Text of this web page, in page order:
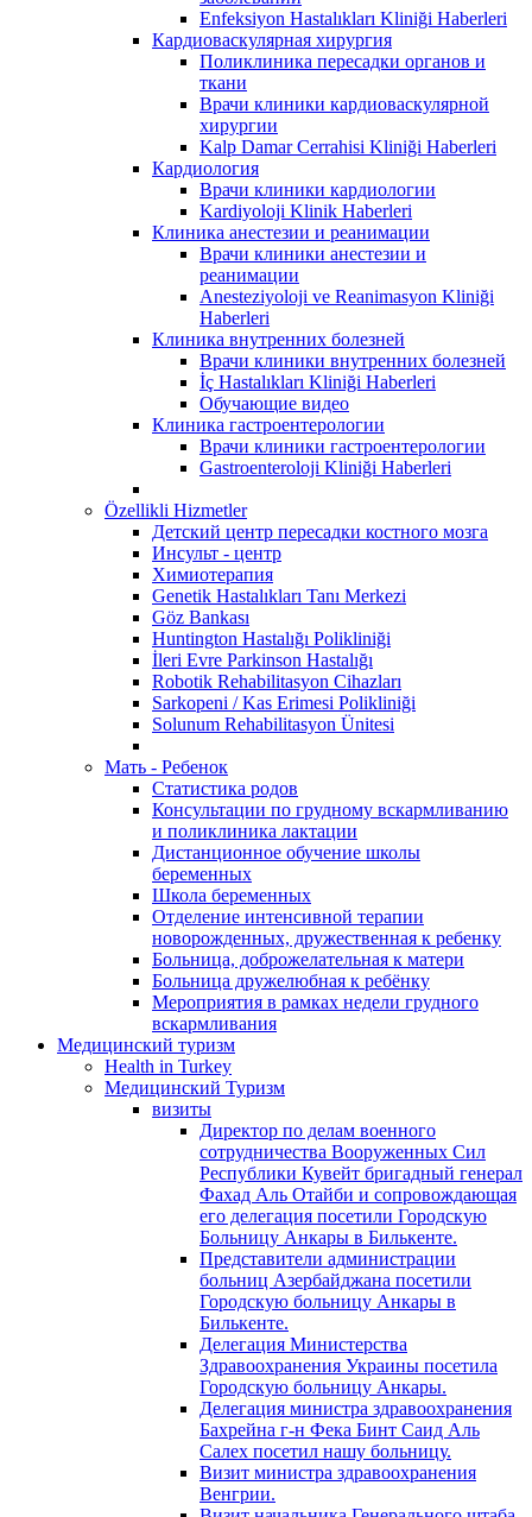
Enfeksiyon Hastalıkları Kliniği Haberleri
Кардиоваскулярная хирургия
Поликлиника пересадки органов и
ткани
Врачи клиники кардиоваскулярной
хирургии
Kalp Damar Cerrahisi Kliniği Haberleri
Кардиология
Врачи клиники кардиологии
Kardiyoloji Klinik Haberleri
Клиника анестезии и реанимации
Врачи клиники анестезии и
реанимации
Anesteziyoloji ve Reanimasyon Kliniği
Haberleri
Клиника внутренних болезней
Врачи клиники внутренних болезней
İç Hastalıkları Kliniği Haberleri
Обучающие видео
Клиника гастроентерологии
Врачи клиники гастроентерологии
Gastroenteroloji Kliniği Haberleri
Özellikli Hizmetler
Детский центр пересадки костного мозга
Инсульт - центр
Химиотерапия
Genetik Hastalıkları Tanı Merkezi
Göz Bankası
Huntington Hastalığı Polikliniği
İleri Evre Parkinson Hastalığı
Robotik Rehabilitasyon Cihazları
Sarkopeni / Kas Erimesi Polikliniği
Solunum Rehabilitasyon Ünitesi
Мать - Ребенок
Статистика родов
Консультации по грудному вскармливанию
и поликлиника лактации
Дистанционное обучение школы
беременных
Школа беременных
Отделение интенсивной терапии
новорожденных, дружественная к ребенку
Больница, доброжелательная к матери
Больница дружелюбная к ребёнку
Мероприятия в рамках недели грудного
вскармливания
Медицинский туризм
Health in Turkey
Медицинский Туризм
визиты
Директор по делам военного
сотрудничества Вооруженных Сил
Республики Кувейт бригадный генерал
Фахад Аль Отайби и сопровождающая
его делегация посетили Городскую
Больницу Анкары в Билькенте.
Представители администрации
больниц Азербайджана посетили
Городскую больницу Aнкары в
Билькенте.
Делегация Министерства
Здравоохранения Украины посетила
Городскую больницу Анкары.
Делегация министра здравоохранения
Бахрейна г-н Фека Бинт Саид Аль
Салех посетил нашу больницу.
Визит министра здравоохранения
Венгрии.